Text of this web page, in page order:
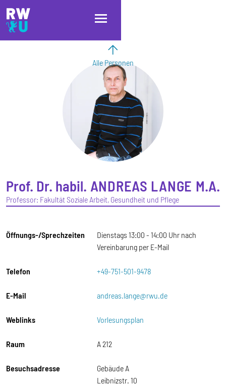
Direkt zum Inhalt
Direkt zur Hauptnavigation
Direkt zum Fußbereich
Alle Personen
Prof. Dr. habil. ANDREAS LANGE M.A.
Professor: Fakultät Soziale Arbeit, Gesundheit und Pflege
Öffnungs-/Sprechzeiten
Dienstags 13:00 - 14:00 Uhr nach
Vereinbarung per E-Mail
Telefon +49-751-501-9478
E-Mail andreas.lange@rwu.de
Weblinks Vorlesungsplan
Raum A 212
Besuchsadresse
Gebäude A
Leibnizstr. 10